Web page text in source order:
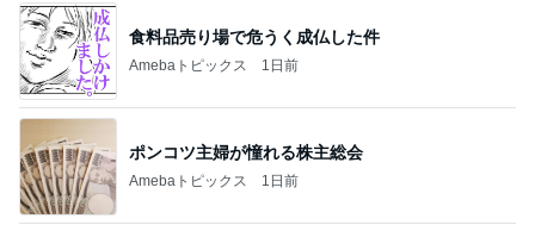
食料品売り場で危うく成仏した件
Amebaトピックス 1日前
ポンコツ主婦が憧れる株主総会
Amebaトピックス 1日前